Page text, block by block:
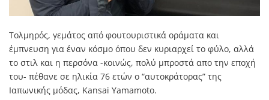
Τολμηρός, γεμάτος από φουτουριστικά οράματα και
έμπνευση για έναν κόσμο όπου δεν κυριαρχεί το φύλο, αλλά
το στιλ και η περσόνα -κοινώς, πολύ μπροστά απο την εποχή
του- πέθανε σε ηλικία 76 ετών ο “αυτοκράτορας” της
Ιαπωνικής μόδας, Kansai Yamamoto.